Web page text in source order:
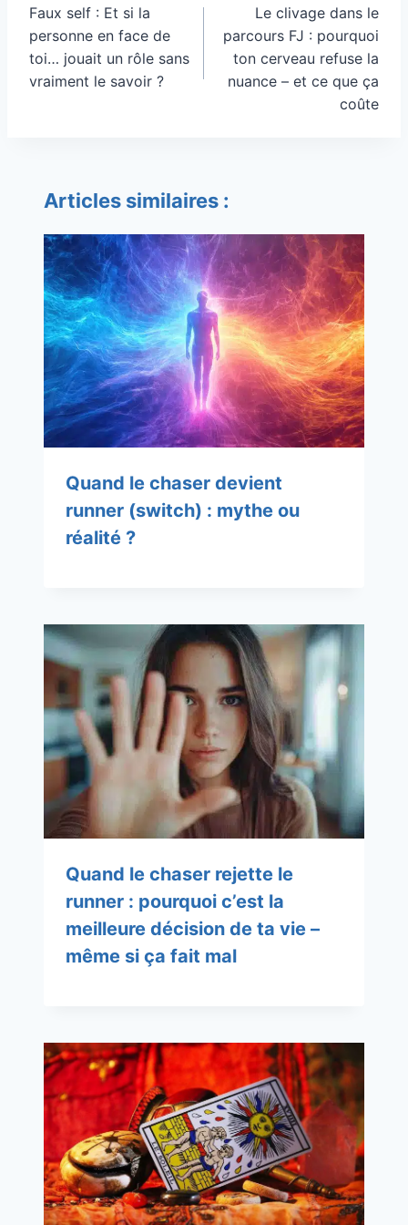
de
l’article
Faux self : Et si la
personne en face de
toi… jouait un rôle sans
vraiment le savoir ?
Le clivage dans le
parcours FJ : pourquoi
ton cerveau refuse la
nuance – et ce que ça
coûte
Articles similaires :
Quand le chaser devient
runner (switch) : mythe ou
réalité ?
Quand le chaser rejette le
runner : pourquoi c’est la
meilleure décision de ta vie –
même si ça fait mal